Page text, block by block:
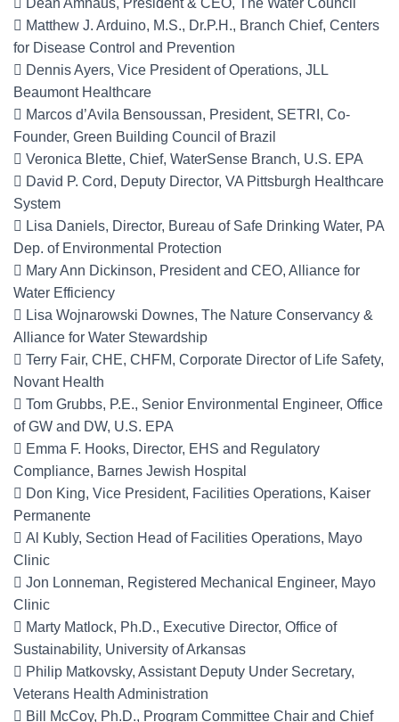
 Dean Amhaus, President & CEO, The Water Council
 Matthew J. Arduino, M.S., Dr.P.H., Branch Chief, Centers
for Disease Control and Prevention
 Dennis Ayers, Vice President of Operations, JLL
Beaumont Healthcare
 Marcos d’Avila Bensoussan, President, SETRI, Co-
Founder, Green Building Council of Brazil
 Veronica Blette, Chief, WaterSense Branch, U.S. EPA
 David P. Cord, Deputy Director, VA Pittsburgh Healthcare
System
 Lisa Daniels, Director, Bureau of Safe Drinking Water, PA
Dep. of Environmental Protection
 Mary Ann Dickinson, President and CEO, Alliance for
Water Efficiency
 Lisa Wojnarowski Downes, The Nature Conservancy &
Alliance for Water Stewardship
 Terry Fair, CHE, CHFM, Corporate Director of Life Safety,
Novant Health
 Tom Grubbs, P.E., Senior Environmental Engineer, Office
of GW and DW, U.S. EPA
 Emma F. Hooks, Director, EHS and Regulatory
Compliance, Barnes Jewish Hospital
 Don King, Vice President, Facilities Operations, Kaiser
Permanente
 Al Kubly, Section Head of Facilities Operations, Mayo
Clinic
 Jon Lonneman, Registered Mechanical Engineer, Mayo
Clinic
 Marty Matlock, Ph.D., Executive Director, Office of
Sustainability, University of Arkansas
 Philip Matkovsky, Assistant Deputy Under Secretary,
Veterans Health Administration
 Bill McCoy, Ph.D., Program Committee Chair and Chief